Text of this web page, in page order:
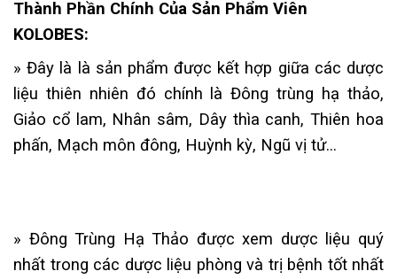
Thành Phần Chính Của Sản Phẩm Viên
KOLOBES:
» Đây là là sản phẩm được kết hợp giữa các dược
liệu thiên nhiên đó chính là Đông trùng hạ thảo,
Giảo cổ lam, Nhân sâm, Dây thìa canh, Thiên hoa
phấn, Mạch môn đông, Huỳnh kỳ, Ngũ vị tử…
» Đông Trùng Hạ Thảo được xem dược liệu quý
nhất trong các dược liệu phòng và trị bệnh tốt nhất